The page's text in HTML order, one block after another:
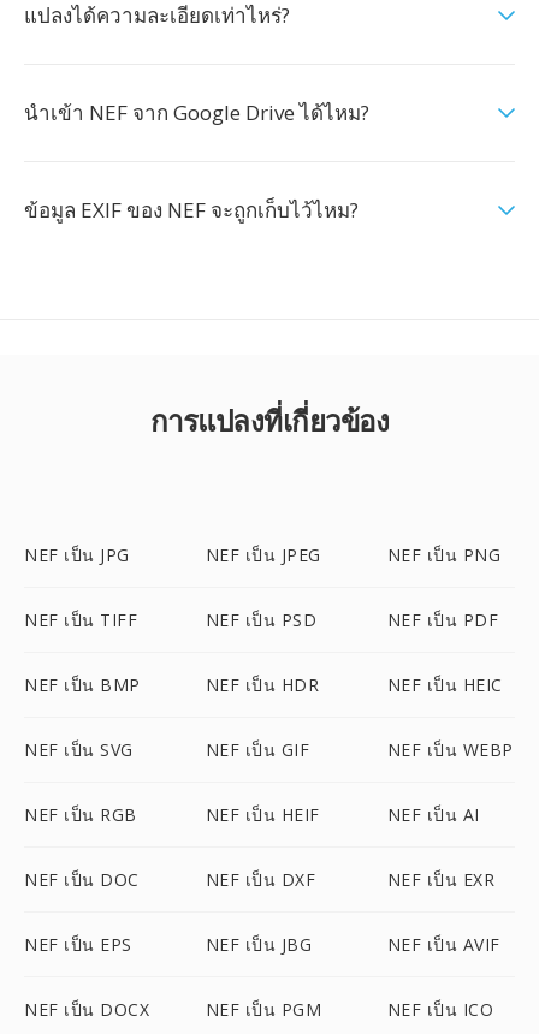
แปลงได้ความละเอียดเท่าไหร่?
นำเข้า NEF จาก Google Drive ได้ไหม?
ข้อมูล EXIF ของ NEF จะถูกเก็บไว้ไหม?
การแปลงที่เกี่ยวข้อง
NEF เป็น JPG NEF เป็น JPEG NEF เป็น PNG
NEF เป็น TIFF NEF เป็น PSD NEF เป็น PDF
NEF เป็น BMP NEF เป็น HDR NEF เป็น HEIC
NEF เป็น SVG NEF เป็น GIF NEF เป็น WEBP
NEF เป็น RGB NEF เป็น HEIF NEF เป็น AI
NEF เป็น DOC NEF เป็น DXF NEF เป็น EXR
NEF เป็น EPS NEF เป็น JBG NEF เป็น AVIF
NEF เป็น DOCX NEF เป็น PGM NEF เป็น ICO